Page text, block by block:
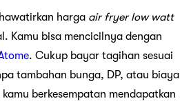
harga air fryer low watt
Kamu bisa mencicilnya dengan
. Cukup bayar tagihan sesuai
tambahan bunga, DP, atau biaya
berkesempatan mendapatkan